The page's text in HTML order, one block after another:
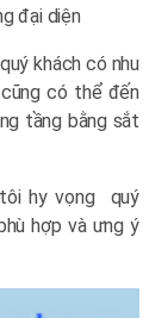
đại diện
khách có nhu
có thể đến
tầng bằng sắt
tôi hy vọng quý
hợp và ưng ý